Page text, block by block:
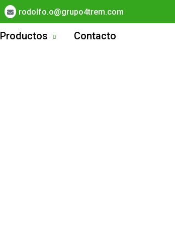
rodolfo.o@grupo4trem.com
Productos Contacto